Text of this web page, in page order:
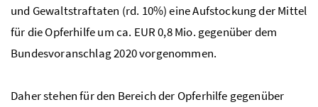
und Gewaltstraftaten (rd. 10%) eine Aufstockung der Mittel
für die Opferhilfe um ca. EUR 0,8 Mio. gegenüber dem
Bundesvoranschlag 2020 vorgenommen.
Daher stehen für den Bereich der Opferhilfe gegenüber